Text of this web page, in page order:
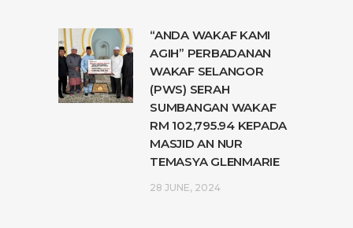
“ANDA WAKAF KAMI
AGIH” PERBADANAN
WAKAF SELANGOR
(PWS) SERAH
SUMBANGAN WAKAF
RM 102,795.94 KEPADA
MASJID AN NUR
TEMASYA GLENMARIE
28 JUNE, 2024